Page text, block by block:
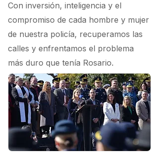
Con inversión, inteligencia y el
compromiso de cada hombre y mujer
de nuestra policía, recuperamos las
calles y enfrentamos el problema
más duro que tenía Rosario.